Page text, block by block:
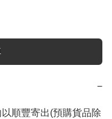
−
順豐寄出(預購貨品除